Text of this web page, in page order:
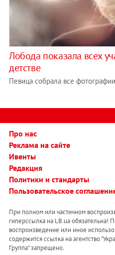
Лобода показала всех
детстве
Певица собрала все
Про нас
Реклама на сайте
Ивенты
Редакция
Политики и стандарты
Пользовательское
При полном или частичном
гиперссылка на LB.ua обязательна!
воспроизведение или иное
содержится ссылка на агентство
Группа" запрещено.